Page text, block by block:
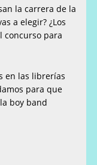
la carrera de la
a elegir? ¿Los
concurso para
en las librerías
para que
boy band